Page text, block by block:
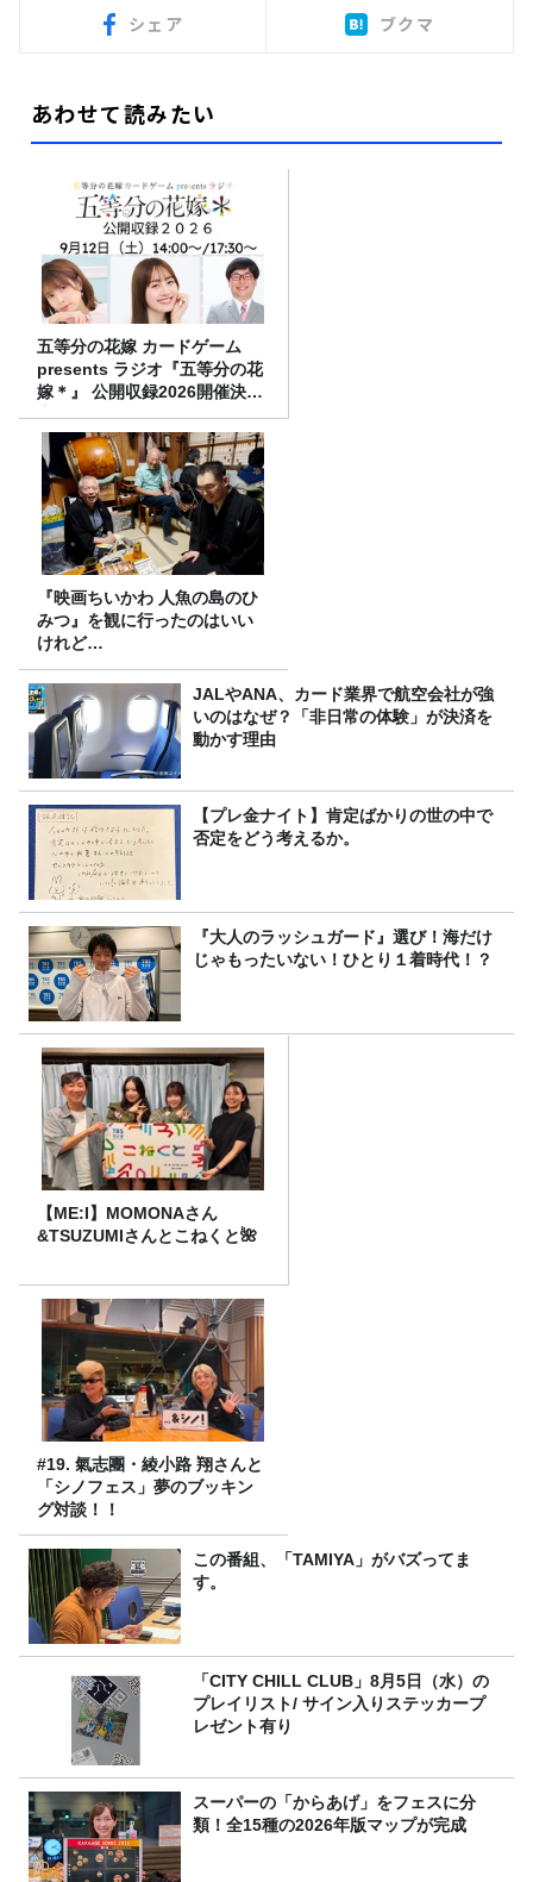
シェア ブクマ
あわせて読みたい
五等分の花嫁 カードゲーム
presents ラジオ『五等分の花
嫁＊』 公開収録2026開催決
定！
『映画ちいかわ 人魚の島のひ
みつ』を観に行ったのはいい
けれど…
JALやANA、カード業界で航空会社が強
いのはなぜ？「非日常の体験」が決済を
動かす理由
【プレ金ナイト】肯定ばかりの世の中で
否定をどう考えるか。
『大人のラッシュガード』選び！海だけ
じゃもったいない！ひとり１着時代！？
【ME:I】MOMONAさん
&TSUZUMIさんとこねくと🌺
#19. 氣志團・綾小路 翔さんと
「シノフェス」夢のブッキン
グ対談！！
この番組、「TAMIYA」がバズってま
す。
「CITY CHILL CLUB」8月5日（水）の
プレイリスト/ サイン入りステッカープ
レゼント有り
スーパーの「からあげ」をフェスに分
類！全15種の2026年版マップが完成